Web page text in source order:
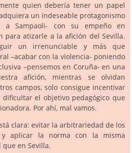
quien debería tener un papel
un indeseable protagonismo
Sampaoli- con su empeño en
para atizarle a la afición del Sevilla.
un irrenunciable y más que
–acabar con la violencia- poniendo
–pensemos en Coruña- en una
afición, mientras se olvidan
campos, solo consigue incentivar
el objetivo pedagógico que
Por ahí, mal vamos.
clara: evitar la arbitrariedad de los
y aplicar la norma con la misma
en Sevilla.